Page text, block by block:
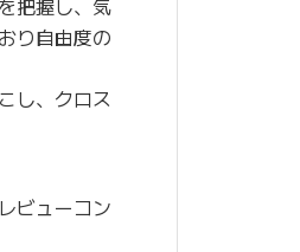
把握し、気
り自由度の
し、クロス
ビューコン